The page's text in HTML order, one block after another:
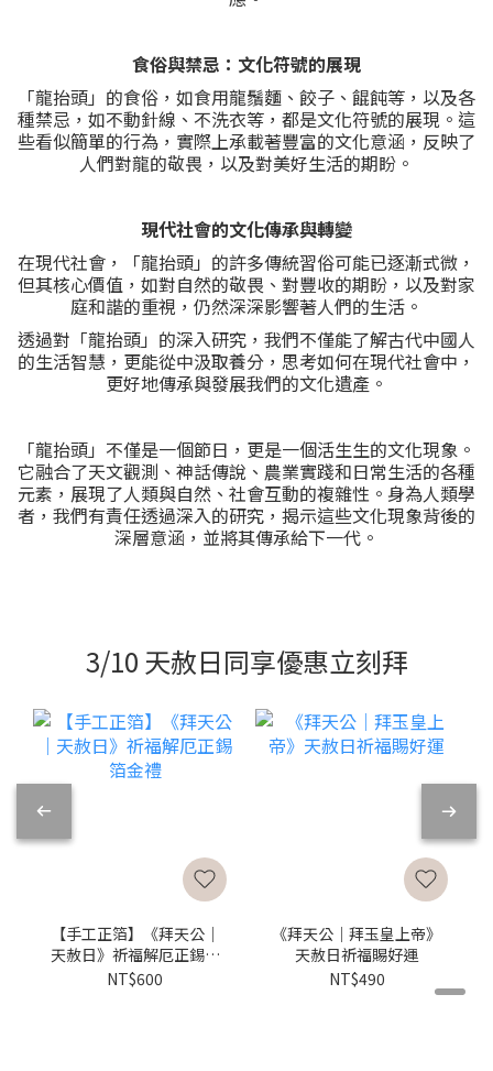
食俗與禁忌：文化符號的展現
「龍抬頭」的食俗，如食用龍鬚麵、餃子、餛飩等，以及各
種禁忌，如不動針線、不洗衣等，都是文化符號的展現。這
些看似簡單的行為，實際上承載著豐富的文化意涵，反映了
人們對龍的敬畏，以及對美好生活的期盼。
現代社會的文化傳承與轉變
在現代社會，「龍抬頭」的許多傳統習俗可能已逐漸式微，
但其核心價值，如對自然的敬畏、對豐收的期盼，以及對家
庭和諧的重視，仍然深深影響著人們的生活。
透過對「龍抬頭」的深入研究，我們不僅能了解古代中國人
的生活智慧，更能從中汲取養分，思考如何在現代社會中，
更好地傳承與發展我們的文化遺產。
「龍抬頭」不僅是一個節日，更是一個活生生的文化現象。
它融合了天文觀測、神話傳說、農業實踐和日常生活的各種
元素，展現了人類與自然、社會互動的複雜性。身為人類學
者，我們有責任透過深入的研究，揭示這些文化現象背後的
深層意涵，並將其傳承給下一代。
3/10 天赦日同享優惠立刻拜
【手工正箔】《拜天公｜
天赦日》祈福解厄正錫箔
金禮
NT$600
《拜天公｜拜玉皇上帝》
天赦日祈福賜好運
NT$490